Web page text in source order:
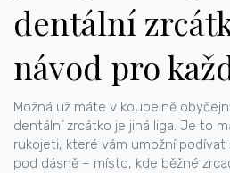
dentální
návod pro
Možná už máte v koupelně
dentální zrcátko je jiná liga. Je to
rukojeti, které vám umožní
pod dásně – místo, kde běžné